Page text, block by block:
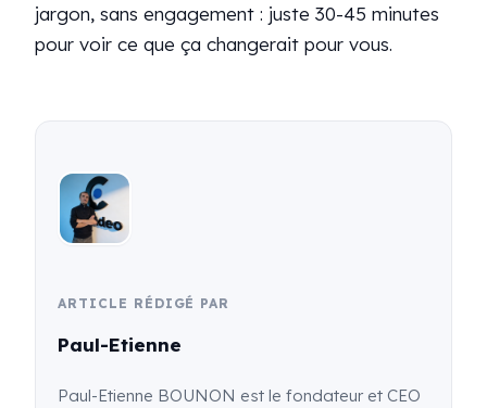
jargon, sans engagement : juste 30-45 minutes
pour voir ce que ça changerait pour vous.
ARTICLE RÉDIGÉ PAR
Paul-Etienne
Paul-Etienne BOUNON est le fondateur et CEO